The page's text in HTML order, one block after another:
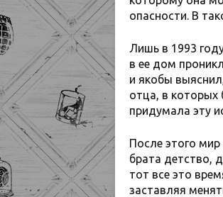
опасности. В
Лишь в 1993
в ее дом
и якобы
отца, в которых
придумала эту
После этого
брата детство,
тот все это
заставляя